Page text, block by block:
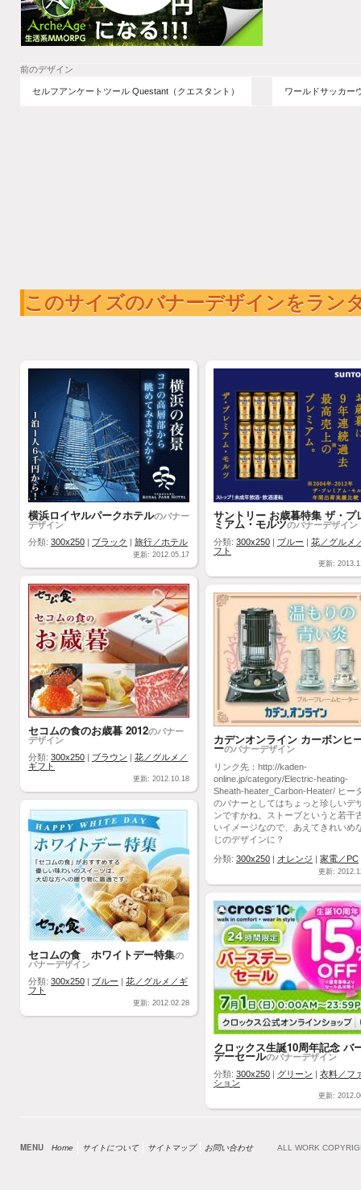
前のデザイン
セルフアンケートツール Questant（クエスタント） ワールドサッカー
このサイズのバナーデザインをラン
横浜ロイヤルパークホテルのバナー
デザイン
分類: 300x250 ブラック 旅行／ホテル
更新: 2012.05.17
サントリー お歳暮特集 ザ・プ
ミアム・モルツのバナーデザイン
分類: 300x250 ブルー
花／グルメ
フト
更新:
セコムの食のお歳暮 2012のバナー
デザイン
分類: 300x250 ブラウン
花／グルメ／
ギフト
更新: 2012.10.18
カデンオンライン カーボンヒ
ーのバナーデザイン
リンク先：http://kaden-
online.jp/category/Electric-heating-
Sheath-heater_Carbon-Heater/ ヒー
のバナーとしてはちょっと珍しいデ
ンですかね。ストーブというと若干
いイメージなので、あえてきれいめ
じのデザインに？
分類: 300x250 オレンジ 家電／PC
更新:
セコムの食 ホワイトデー特集の
バナーデザイン
分類: 300x250 ブルー
花／グルメ／ギ
フト
更新: 2012.02.28
クロックス生誕10周年記念 バ
デーセールのバナーデザイン
分類: 300x250 グリーン
衣料／フ
ション
更新:
MENU Home サイトについて サイトマップ お問い合わせ ALL WORK